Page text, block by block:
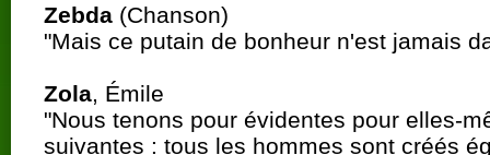
Zebda (Chanson)
"Mais ce putain de bonheur n'est jamais
Zola, Émile
"Nous tenons pour évidentes pour elles-
suivantes : tous les hommes sont créés